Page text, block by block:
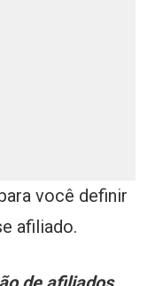
você definir
afiliado.